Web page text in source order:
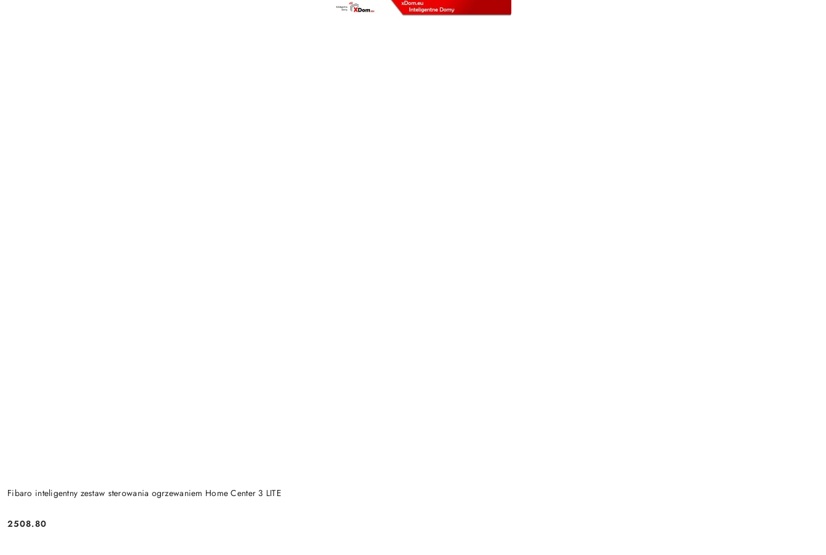
Fibaro inteligentny zestaw sterowania ogrzewaniem Home Center 3 LITE
Cena:
2508.80